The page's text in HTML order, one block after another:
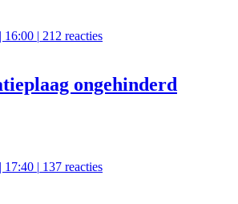
16:00 | 212 reacties
ongehinderd
17:40 137 reacties